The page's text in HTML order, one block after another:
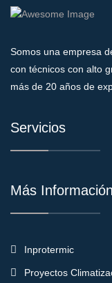
Somos una empresa
con técnicos con alto
más de 20 años de
Servicios
Más Información
Inprotermic
Proyectos